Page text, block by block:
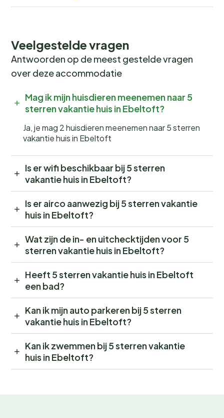
Veelgestelde vragen
Antwoorden op de meest gestelde vragen
over deze accommodatie
Mag ik mijn huisdieren meenemen naar 5
sterren vakantie huis in Ebeltoft?
Ja, je mag 2 huisdieren meenemen naar 5 sterren
vakantie huis in Ebeltoft
Is er wifi beschikbaar bij 5 sterren
vakantie huis in Ebeltoft?
Is er airco aanwezig bij 5 sterren vakantie
huis in Ebeltoft?
Wat zijn de in- en uitchecktijden voor 5
sterren vakantie huis in Ebeltoft?
Heeft 5 sterren vakantie huis in Ebeltoft
een bad?
Kan ik mijn auto parkeren bij 5 sterren
vakantie huis in Ebeltoft?
Kan ik zwemmen bij 5 sterren vakantie
huis in Ebeltoft?